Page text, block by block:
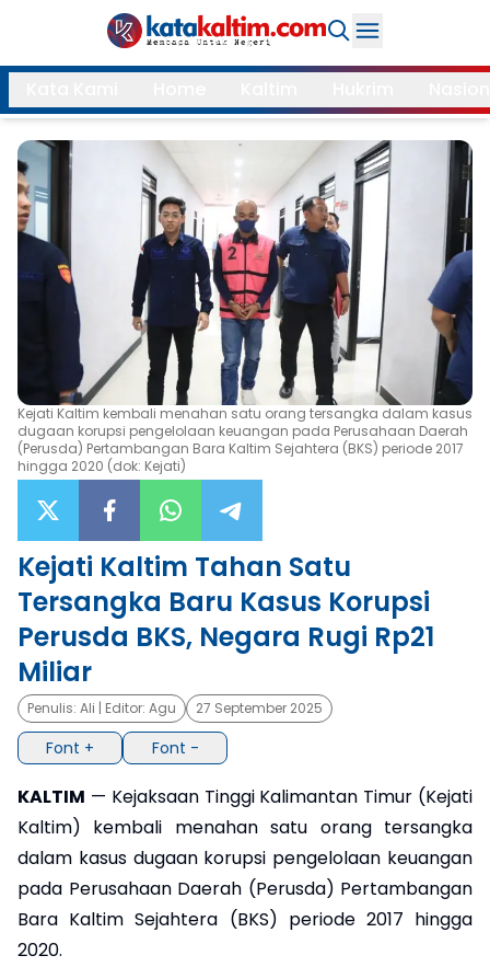
Daerah
Kukar
Samarinda
Balikpapan
Kubar
Kutim
PPU
Mahulu
Paser
Berau
More
Internasional
Feature
Opini
×
Search
Kejati Kaltim kembali menahan satu orang tersangka dalam kasus
dugaan korupsi pengelolaan keuangan pada Perusahaan Daerah
(Perusda) Pertambangan Bara Kaltim Sejahtera (BKS) periode 2017
hingga 2020 (dok: Kejati)
Kejati Kaltim Tahan Satu
Tersangka Baru Kasus Korupsi
Perusda BKS, Negara Rugi Rp21
Miliar
Penulis: Ali | Editor: Agu 27 September 2025
Font + Font -
KALTIM — Kejaksaan Tinggi Kalimantan Timur (Kejati
Kaltim) kembali menahan satu orang tersangka
dalam kasus dugaan korupsi pengelolaan keuangan
pada Perusahaan Daerah (Perusda) Pertambangan
Bara Kaltim Sejahtera (BKS) periode 2017 hingga
2020.